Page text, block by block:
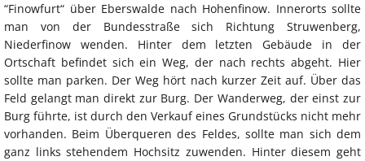
“Finowfurt“ über Eberswalde nach Hohenfinow. Innerorts sollte
man von der Bundesstraße sich Richtung Struwenberg,
Niederfinow wenden. Hinter dem letzten Gebäude in der
Ortschaft befindet sich ein Weg, der nach rechts abgeht. Hier
sollte man parken. Der Weg hört nach kurzer Zeit auf. Über das
Feld gelangt man direkt zur Burg. Der Wanderweg, der einst zur
Burg führte, ist durch den Verkauf eines Grundstücks nicht mehr
vorhanden. Beim Überqueren des Feldes, sollte man sich dem
ganz links stehendem Hochsitz zuwenden. Hinter diesem geht